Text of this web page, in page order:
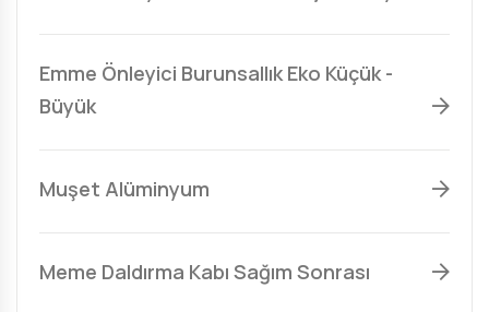
Emme Önleyici Burunsallık Eko Küçük -
Büyük
Muşet Alüminyum
Meme Daldırma Kabı Sağım Sonrası